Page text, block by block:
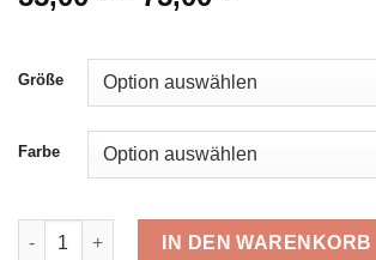
Größe
Farbe
Impulse Flanell 4439 Fanny Menge
IN DEN WARENKORB